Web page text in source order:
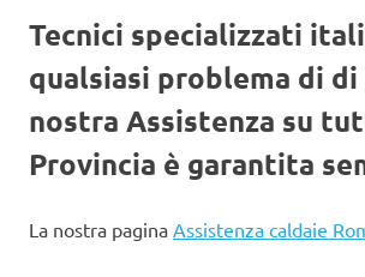
Tecnici specializzati
qualsiasi problema di di
nostra Assistenza su
Provincia è garantita
La nostra pagina Assistenza caldaie